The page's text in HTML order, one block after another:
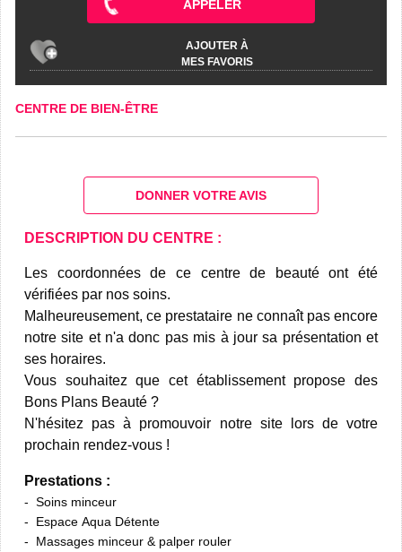
APPELER
AJOUTER À
MES FAVORIS
CENTRE DE BIEN-ÊTRE
DONNER VOTRE AVIS
DESCRIPTION DU CENTRE :
Les coordonnées de ce centre de beauté ont été
vérifiées par nos soins.
Malheureusement, ce prestataire ne connaît pas encore
notre site et n'a donc pas mis à jour sa présentation et
ses horaires.
Vous souhaitez que cet établissement propose des
Bons Plans Beauté ?
N'hésitez pas à promouvoir notre site lors de votre
prochain rendez-vous !
Prestations :
Soins minceur
Espace Aqua Détente
Massages minceur & palper rouler